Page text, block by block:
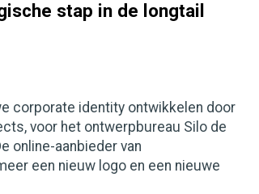
stap in de longtail
corporate identity ontwikkelen door
voor het ontwerpbureau Silo de
online-aanbieder van
een nieuw logo en een nieuwe